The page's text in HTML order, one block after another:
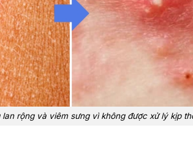
lan rộng và viêm sưng vì không được xử lý kịp